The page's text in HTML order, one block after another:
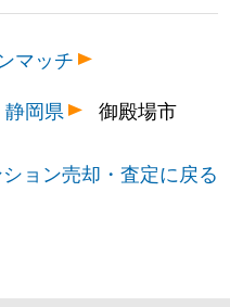
マッチ
静岡県 御殿場市
ョン売却・査定に戻る